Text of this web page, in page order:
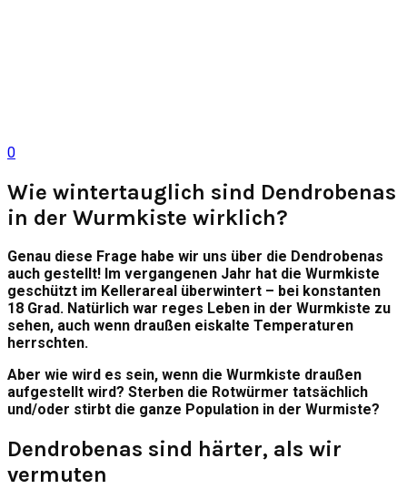
0
Wie wintertauglich sind Dendrobenas
in der Wurmkiste wirklich?
Genau diese Frage habe wir uns über die Dendrobenas
auch gestellt! Im vergangenen Jahr hat die Wurmkiste
geschützt im Kellerareal überwintert – bei konstanten
18 Grad. Natürlich war reges Leben in der Wurmkiste zu
sehen, auch wenn draußen eiskalte Temperaturen
herrschten.
Aber wie wird es sein, wenn die Wurmkiste draußen
aufgestellt wird? Sterben die Rotwürmer tatsächlich
und/oder stirbt die ganze Population in der Wurmiste?
Dendrobenas sind härter, als wir
vermuten